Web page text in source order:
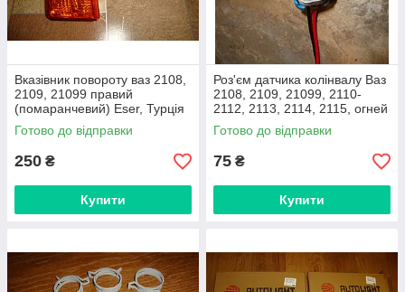
Вказівник повороту ваз 2108,
2109, 21099 правий
(помаранчевий) Eser, Турція
Готово до відправки
250 ₴
Купити
Роз'єм датчика колінвалу Ваз
2108, 2109, 21099, 2110-
2112, 2113, 2114, 2115, огней
заднего хода ваз 2170, 2171,
2172
Готово до відправки
75 ₴
Купити